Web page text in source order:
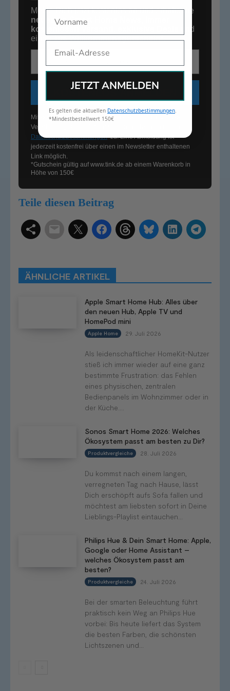
Melde Dich jetzt kostenlos an und erhalte die
neuesten Smart Home News
kostenlosen Versand
und
einen10€ Willkommensgutschein*.
E-Mail-Adresse
KOSTENLOS ANMELDEN
Mit dem Klick auf „Kostenlos anmelden“ stimmst Du der
Verarbeitung Deiner Informationen im Rahmen unserer
Datenschutzbestimmungenzu. Eine Abmeldung ist
jederzeit kostenfrei über einen im Newsletter enthaltenen
Link möglich.
*Gutschein gültig aufwww.tink.de ab einem Warenkorb in
Höhe von 150€
Teile diesen Beitrag
ÄHNLICHE ARTIKEL
Apple Smart Home Hub: Alles über
den neuen Hub, Apple TV und
HomePod mini
Apple Home 29. Juli 2026
Als leidenschaftlicher HomeKit-Nutzer
stieß ich immer wieder auf eine ganz
bestimmte Frustration: das Fehlen
eines physischen, zentralen
Bedienpanels im Wohnzimmer oder in
der Küche....
Sonos Smart Home 2026: Welches
Ökosystem passt am besten zu Dir?
Produktvergleiche 28. Juli 2026
Du kommst nach einem langen,
verregneten Tag nach Hause, lässt
Dich erschöpft aufs Sofa fallen und
möchtest am liebsten sofort in Deine
Lieblings-Playlist eintauchen...
Philips Hue & Dein Smart Home: Apple,
Google oder Home Assistant –
welches Ökosystem passt am
besten?
Produktvergleiche 24. Juli 2026
Bei der smarten Beleuchtung führt
praktisch kein Weg an Philips Hue
vorbei: Bis heute liefert das System
die besten Farben, die schönsten
Lichtszenen und...
JETZT ANMELDEN
Es gelten die aktuellen Datenschutzbestimmungen
*Mindestbestellwert 150€